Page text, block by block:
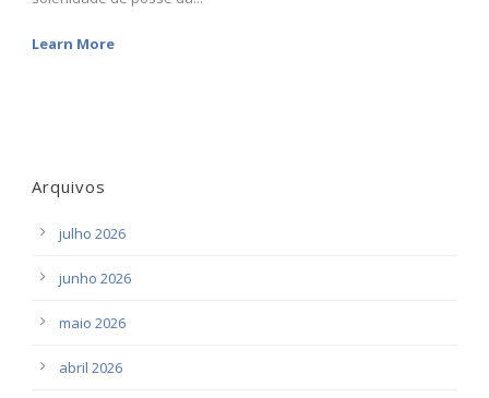
Learn More
Arquivos
julho 2026
junho 2026
maio 2026
abril 2026